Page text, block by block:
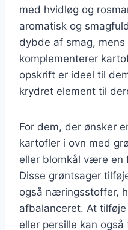
med hvidløg og
aromatisk og
dybde af smag,
komplementerer
opskrift er ideel til
krydret element til
For dem, der ønsker
kartofler i ovn med
eller blomkål være en
Disse grøntsager
også næringsstoffer,
afbalanceret. At
eller persille kan